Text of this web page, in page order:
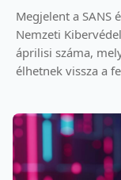
Megjelent a SANS
Nemzeti
áprilisi száma,
élhetnek vissza a